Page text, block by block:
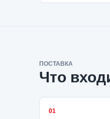
ПОСТАВКА
Что
01